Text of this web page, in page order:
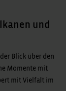
und
Blick über den
Momente mit
mit Vielfalt im